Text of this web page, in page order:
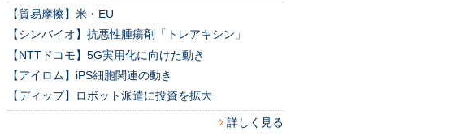
【貿易摩擦】米・EU
【シンバイオ】抗悪性腫瘍剤「トレアキシン」
【NTTドコモ】5G実用化に向けた動き
【アイロム】iPS細胞関連の動き
【ディップ】ロボット派遣に投資を拡大
詳しく見る